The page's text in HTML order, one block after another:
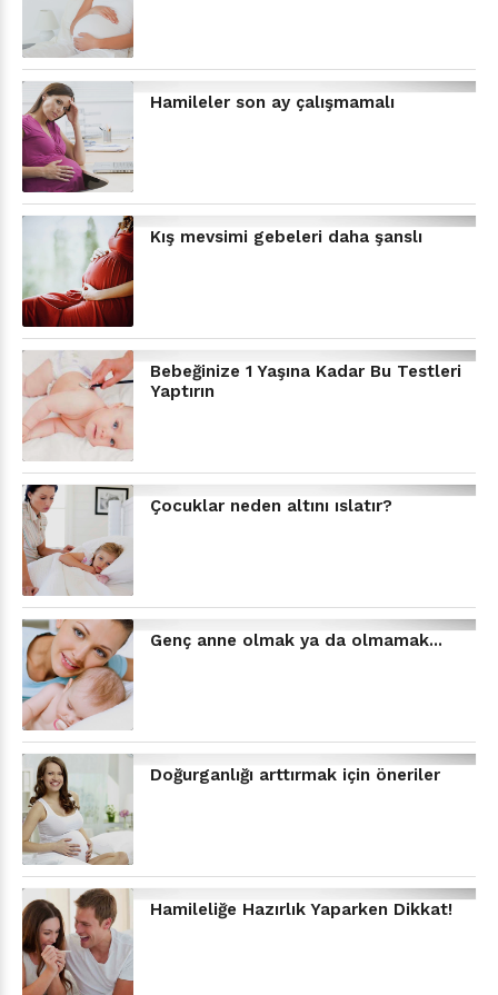
Hamileler son ay çalışmamalı
Kış mevsimi gebeleri daha şanslı
Bebeğinize 1 Yaşına Kadar Bu Testleri
Yaptırın
Çocuklar neden altını ıslatır?
Genç anne olmak ya da olmamak...
Doğurganlığı arttırmak için öneriler
Hamileliğe Hazırlık Yaparken Dikkat!